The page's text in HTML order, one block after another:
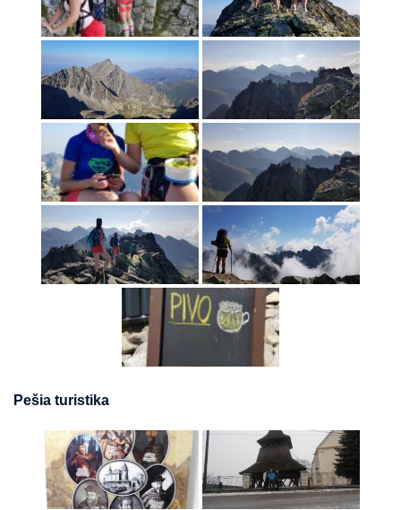
Pešia turistika